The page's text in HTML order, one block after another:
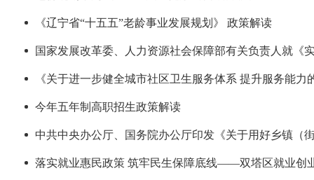
《辽宁省“十五五”老龄事业发展规划》 政策解读
国家发展改革委、人力资源社会保障部有关负责人就《
《关于进一步健全城市社区卫生服务体系 提升服务能力
今年五年制高职招生政策解读
中共中央办公厅、国务院办公厅印发《关于用好乡镇（
落实就业惠民政策 筑牢民生保障底线——双塔区就业创